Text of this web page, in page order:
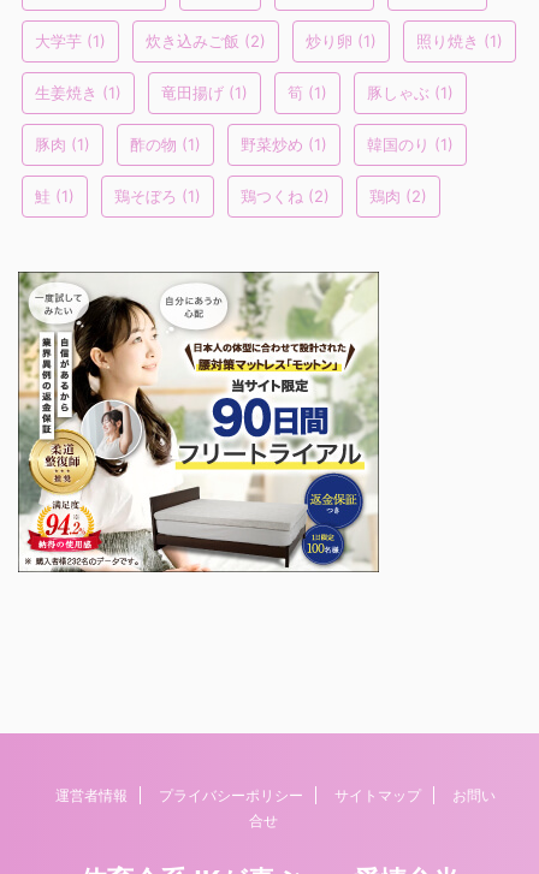
大学芋 (1) 炊き込みご飯 (2) 炒り卵 (1) 照り焼き (1)
生姜焼き (1) 竜田揚げ (1) 筍 (1) 豚しゃぶ (1)
豚肉 (1) 酢の物 (1) 野菜炒め (1) 韓国のり (1)
鮭 (1) 鶏そぼろ (1) 鶏つくね (2) 鶏肉 (2)
運営者情報 プライバシーポリシー サイトマップ
お問い
合せ